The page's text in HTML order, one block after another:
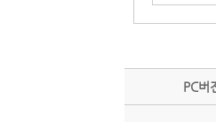
PC버